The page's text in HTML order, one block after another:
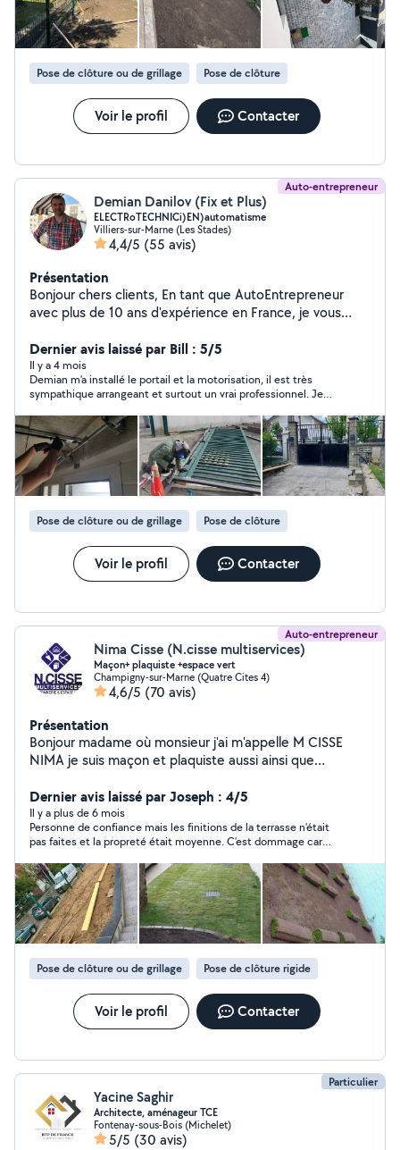
Pose de clôture ou de grillage Pose de clôture
Voir le profil Contacter
Auto-entrepreneur
Demian Danilov (Fix et Plus)
ELECTRoTECHNICi)EN)automatisme
Villiers-sur-Marne (Les Stades)
4,4/5 (55 avis)
Présentation
Bonjour chers clients, En tant que AutoEntrepreneur
avec plus de 10 ans d'expérience en France, je vous
MOTORISATION, INSTALLATION, RÉPARATION tout les
TYPES des PORTAILS, Porte de garage, Portillon, Store
banne,FENÊTRES , Vitriers , Volets Roulants et autres
automatismes et composants. .. Programation de
télécommandes, Installation d'interphones, Travaux de
SOUDURE et tout le travail à votre besoin spécifiques
tout en assurant sécurité , confort et durabilité.
N'hésitez pas me contacter . Je reste à votre
disposition pour améliorer votre espace de vie !
Cordialement, Dimitri
Dernier avis laissé par Bill : 5/5
Il y a 4 mois
Demian m’a installé le portail et la motorisation, il est très
sympathique arrangeant et surtout un vrai professionnel. Je
Pose de clôture ou de grillage Pose de clôture
Voir le profil Contacter
Auto-entrepreneur
Nima Cisse (N.cisse multiservices)
Maçon+ plaquiste +espace vert
Champigny-sur-Marne (Quatre Cites 4)
4,6/5 (70 avis)
Présentation
Bonjour madame où monsieur j'ai m'appelle M CISSE
NIMA je suis maçon et plaquiste aussi ainsi que
s'appelle N.CISSE multiservices je vous propose à mes
services en tanque maçon -et plâtrier-plaquiste ainsi
que jardinier paysagiste je suis à votre disposition
n'hésitez surtout pas contacter si besoin au zéro.
Six.quatre-vingt-cinq.quatre-vingts.cinquante-huit.vingt-
neuf
Dernier avis laissé par Joseph : 4/5
Il y a plus de 6 mois
Personne de confiance mais les finitions de la terrasse n’était
pas faites et la propreté était moyenne. C’est dommage car
Pose de clôture ou de grillage Pose de clôture rigide
Voir le profil Contacter
Particulier
Yacine Saghir
Architecte, aménageur TCE
Fontenay-sous-Bois (Michelet)
5/5 (30 avis)